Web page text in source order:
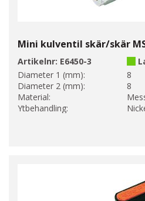
Mini kulventil skär/skär
Artikelnr: E6450-3
Diameter 1 (mm):
8
Diameter 2 (mm):
8
Material:
Ytbehandling: